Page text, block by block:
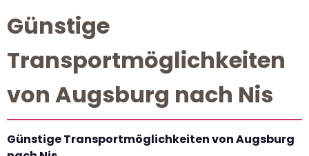
Günstige
Transportmöglichkeiten
von Augsburg nach Nis
Günstige Transportmöglichkeiten von Augsburg